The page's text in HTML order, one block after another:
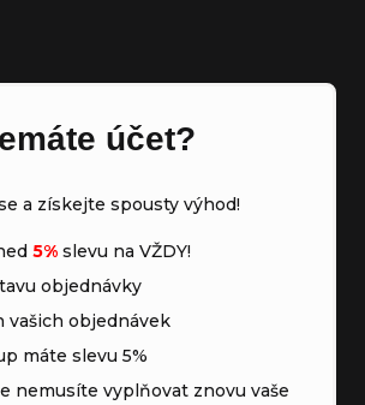
účet?
a získejte spousty výhod!
5% slevu na VŽDY!
objednávky
vašich objednávek
máte slevu 5%
nemusíte vyplňovat znovu vaše